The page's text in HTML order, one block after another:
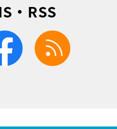
・RSS
facebook